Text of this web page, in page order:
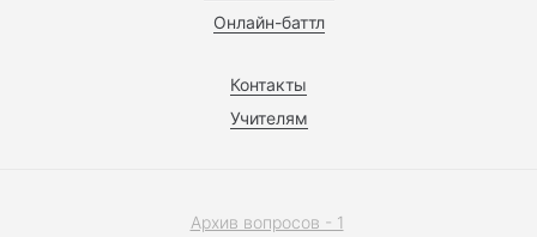
Онлайн-баттл
Контакты
Учителям
Архив вопросов - 1